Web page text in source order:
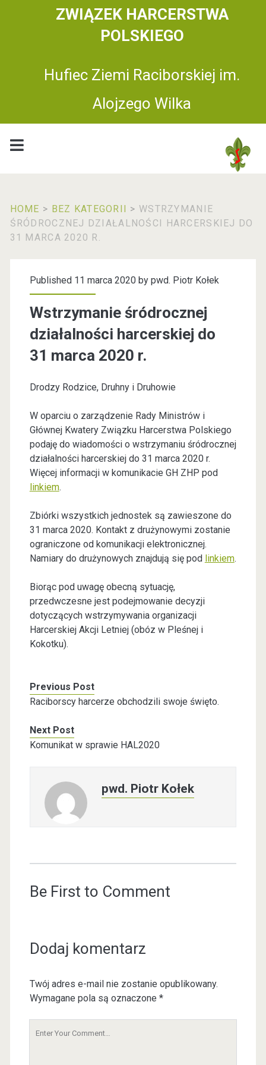
ZWIĄZEK HARCERSTWA
POLSKIEGO
Hufiec Ziemi Raciborskiej im.
Alojzego Wilka
HOME > BEZ KATEGORII > WSTRZYMANIE
ŚRÓDROCZNEJ DZIAŁALNOŚCI HARCERSKIEJ DO
31 MARCA 2020 R.
Published 11 marca 2020 by pwd. Piotr Kołek
Wstrzymanie śródrocznej
działalności harcerskiej do
31 marca 2020 r.
Drodzy Rodzice, Druhny i Druhowie
W oparciu o zarządzenie Rady Ministrów i
Głównej Kwatery Związku Harcerstwa Polskiego
podaję do wiadomości o wstrzymaniu śródrocznej
działalności harcerskiej do 31 marca 2020 r.
Więcej informacji w komunikacie GH ZHP pod
linkiem.
Zbiórki wszystkich jednostek są zawieszone do
31 marca 2020. Kontakt z drużynowymi zostanie
ograniczone od komunikacji elektronicznej.
Namiary do drużynowych znajdują się pod linkiem.
Biorąc pod uwagę obecną sytuację,
przedwczesne jest podejmowanie decyzji
dotyczących wstrzymywania organizacji
Harcerskiej Akcji Letniej (obóz w Pleśnej i
Kokotku).
Previous Post
Raciborscy harcerze obchodzili swoje święto.
Next Post
Komunikat w sprawie HAL2020
pwd. Piotr Kołek
Be First to Comment
Dodaj komentarz
Twój adres e-mail nie zostanie opublikowany.
Wymagane pola są oznaczone *